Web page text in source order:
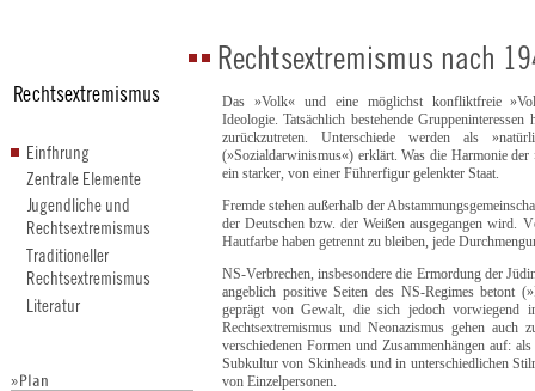
Das »Volk« und eine möglichst konfliktfreie
Ideologie. Tatsächlich bestehende
zurückzutreten. Unterschiede werden als
(»Sozialdarwinismus«) erklärt. Was die Harmonie
ein starker, von einer Führerfigur gelenkter Staat.
Fremde stehen außerhalb der
der Deutschen bzw. der Weißen ausgegangen wird.
Hautfarbe haben getrennt zu bleiben, jede
NS-Verbrechen, insbesondere die Ermordung der
angeblich positive Seiten des NS-Regimes betont
geprägt von Gewalt, die sich jedoch vorwiegend
Rechtsextremismus und Neonazismus gehen auch
verschiedenen Formen und Zusammenhängen auf:
Subkultur von Skinheads und in unterschiedlichen
von Einzelpersonen.